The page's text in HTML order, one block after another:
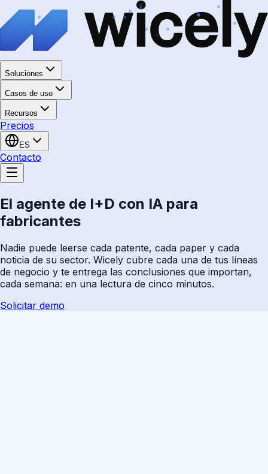
Soluciones
Casos de uso
Recursos
Precios
ES
Contacto
El agente de I+D con IA para
fabricantes
Nadie puede leerse cada patente, cada paper y cada
noticia de su sector. Wicely cubre cada una de tus líneas
de negocio y te entrega las conclusiones que importan,
cada semana: en una lectura de cinco minutos.
Solicitar demo